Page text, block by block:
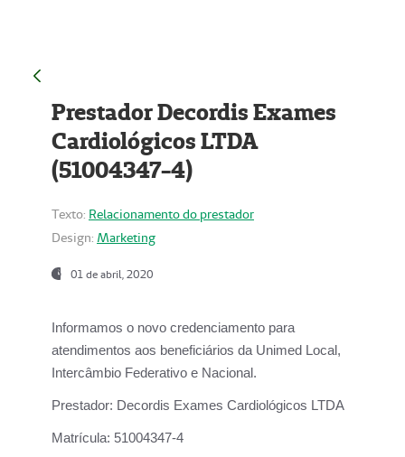
Prestador Decordis Exames
Cardiológicos LTDA
(51004347-4)
Texto: Relacionamento do prestador
Design: Marketing
01 de abril, 2020
Informamos o novo credenciamento para
atendimentos aos beneficiários da Unimed Local,
Intercâmbio Federativo e Nacional.
Prestador: Decordis Exames Cardiológicos LTDA
Matrícula: 51004347-4